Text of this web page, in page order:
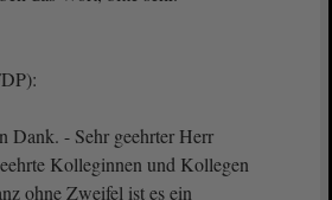
Dank. - Sehr geehrter Herr
Kolleginnen und Kollegen
ohne Zweifel ist es ein